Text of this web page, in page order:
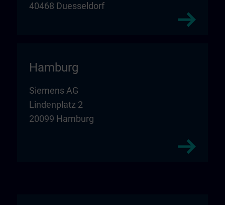
40468 Duesseldorf
Hamburg
Siemens AG
Lindenplatz 2
20099 Hamburg